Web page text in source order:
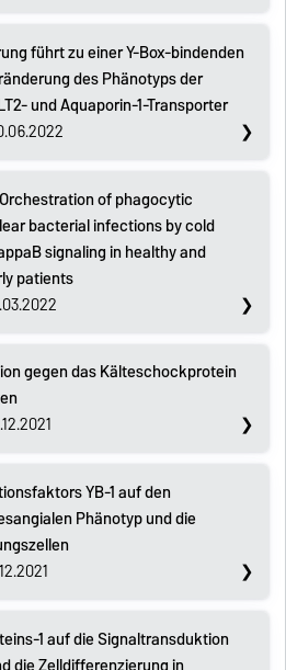
führt zu einer Y-Box-bindenden
des Phänotyps der
und Aquaporin-1-Transporter
of phagocytic
bacterial infections by cold
signaling in healthy and
patients
gegen das Kälteschockprotein
YB-1 auf den
Phänotyp und die
1 auf die Signaltransduktion